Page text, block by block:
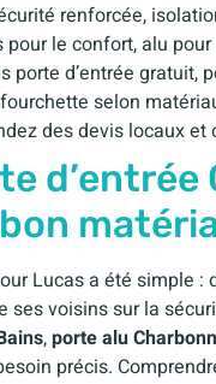
renforcée,
pour le confort, alu
porte d’entrée gratuit,
selon
des devis locaux
Lucas a été simple
ses voisins sur la
,porte alu
précis.